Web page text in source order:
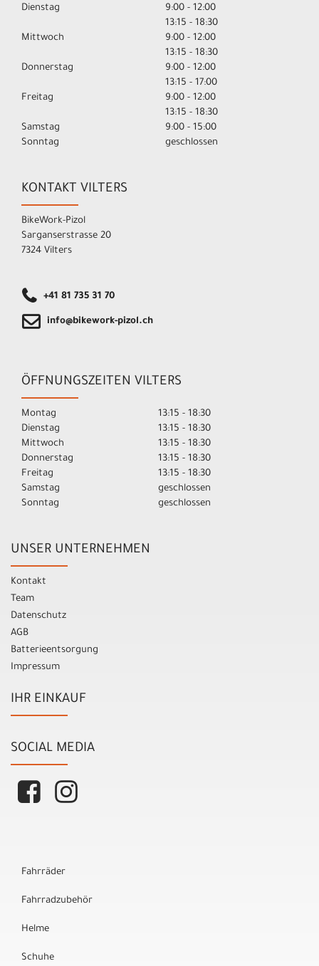
Dienstag
9:00 - 12:00
13:15 - 18:30
Mittwoch
9:00 - 12:00
13:15 - 18:30
Donnerstag
9:00 - 12:00
13:15 - 17:00
Freitag
9:00 - 12:00
13:15 - 18:30
Samstag
9:00 - 15:00
Sonntag
geschlossen
KONTAKT VILTERS
BikeWork-Pizol
Sarganserstrasse 20
7324 Vilters
+41 81 735 31 70
info@bikework-pizol.ch
ÖFFNUNGSZEITEN VILTERS
Montag
13:15 - 18:30
Dienstag
13:15 - 18:30
Mittwoch
13:15 - 18:30
Donnerstag
13:15 - 18:30
Freitag
13:15 - 18:30
Samstag
geschlossen
Sonntag
geschlossen
UNSER UNTERNEHMEN
Kontakt
Team
Datenschutz
AGB
Batterieentsorgung
Impressum
IHR EINKAUF
SOCIAL MEDIA
Fahrräder
Fahrradzubehör
Helme
Schuhe